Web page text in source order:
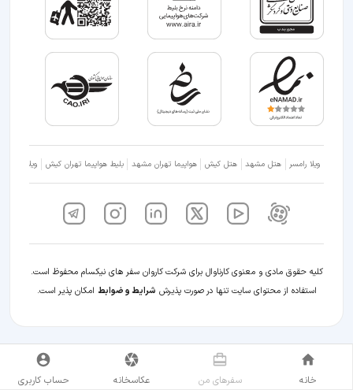
ویلا رامسر هتل مشهد هتل کیش هواپیما تهران مشهد بلیط هواپیما تهران کیش ویلا شمال
کلیه حقوق مادی و معنوی کارناوال برای شرکت کاروان سفر های نیکسام محفوظ است.
استفاده از محتوای سایت تنها در صورت پذیرش شرایط و ضوابط امکان پذیر است.
خانه سفر‌های من عکاسخانه حساب کاربری